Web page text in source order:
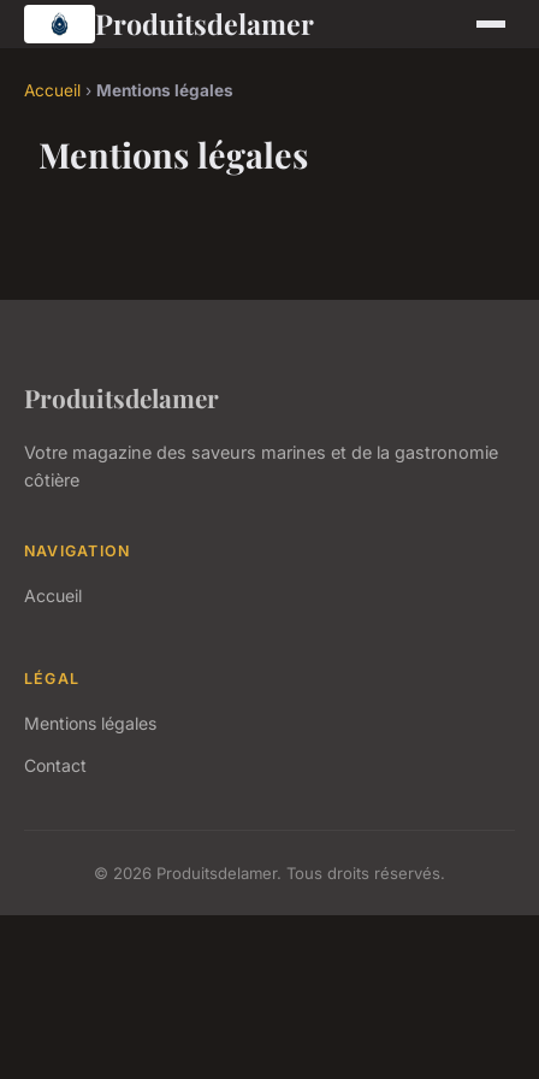
Produitsdelamer
Accueil › Mentions légales
Mentions légales
Produitsdelamer
Votre magazine des saveurs marines et de la gastronomie
côtière
NAVIGATION
Accueil
LÉGAL
Mentions légales
Contact
© 2026 Produitsdelamer. Tous droits réservés.